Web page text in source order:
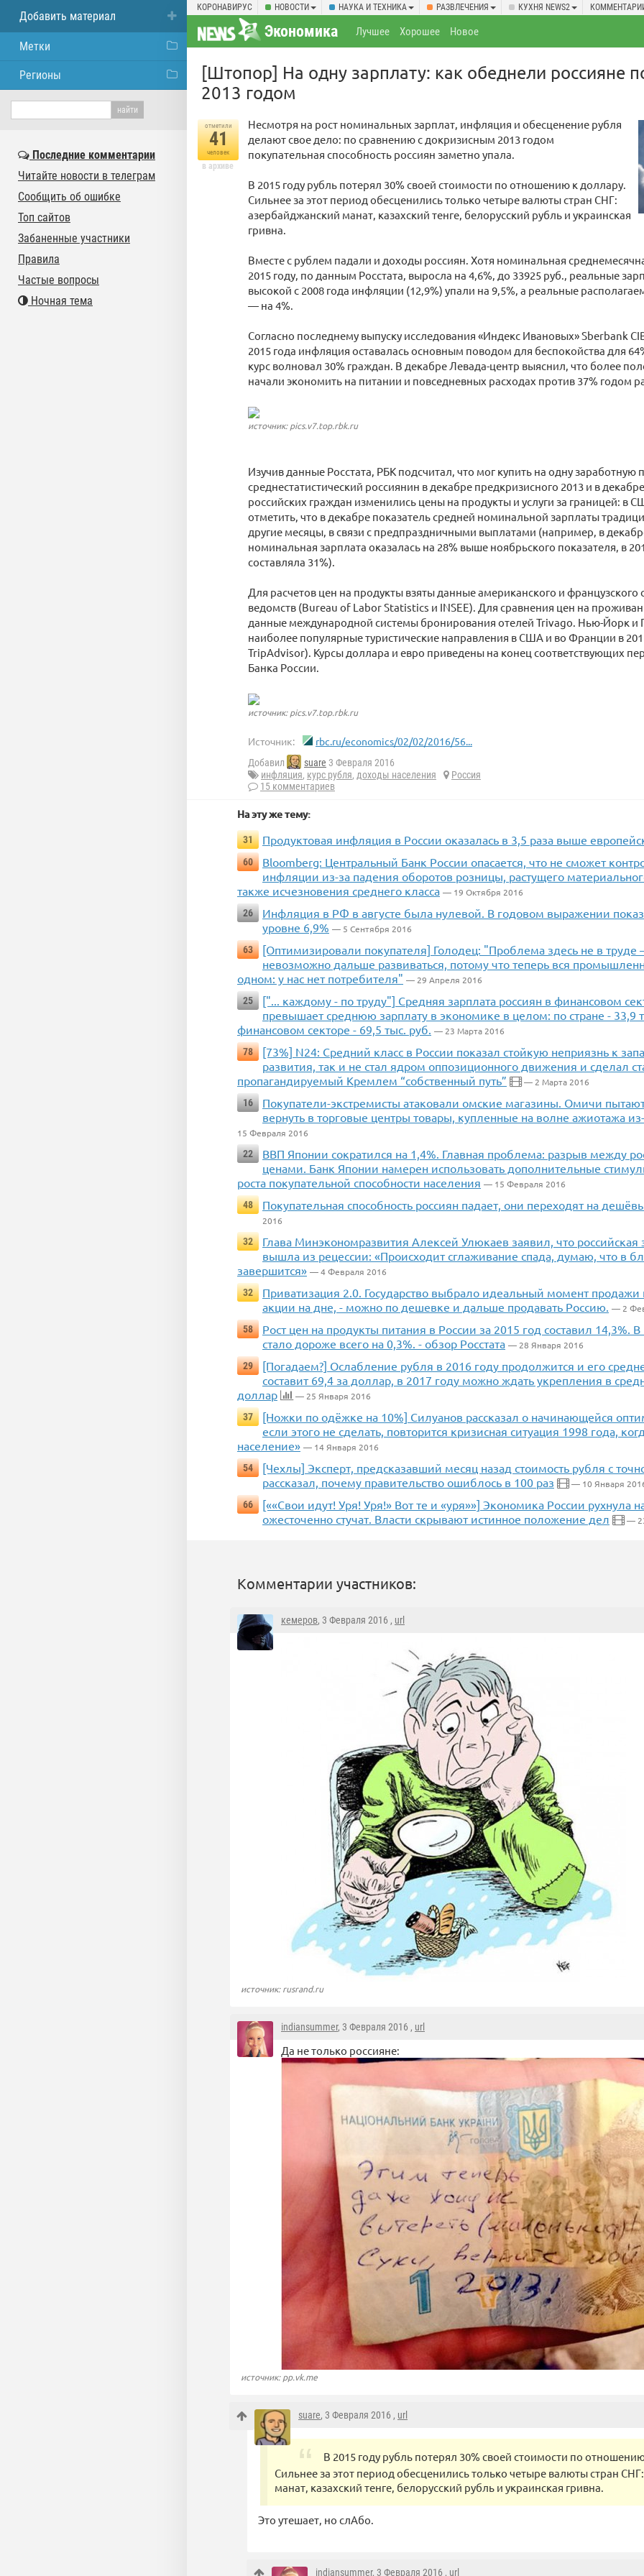
КОРОНАВИРУС НОВОСТИ НАУКА И ТЕХНИКА РАЗВЛЕЧЕНИЯ КУХНЯ NEWS2
Экономика Лучшее Хорошее Новое
[Штопор] На одну зарплату: как обеднели россияне
2013 годом
отметили
41
человек
в архиве
Несмотря на рост номинальных зарплат, инфляция и обесценение рубля
делают свое дело: по сравнению с докризисным 2013 годом
покупательная способность россиян заметно упала.
В 2015 году рубль потерял 30% своей стоимости по отношению к доллару.
Сильнее за этот период обесценились только четыре валюты стран СНГ:
азербайджанский манат, казахский тенге, белорусский рубль и украинская
гривна.
Вместе с рублем падали и доходы россиян. Хотя номинальная
2015 году, по данным Росстата, выросла на 4,6%, до 33925 руб., реальные
высокой с 2008 года инфляции (12,9%) упали на 9,5%, а реальные
— на 4%.
Согласно последнему выпуску исследования «Индекс Ивановых» Sberbank
2015 года инфляция оставалась основным поводом для беспокойства для
курс волновал 30% граждан. В декабре Левада-центр выяснил, что более
начали экономить на питании и повседневных расходах против 37% годом
источник: pics.v7.top.rbk.ru
Изучив данные ​Росстата, РБК подсчитал, что мог купить на одну заработную
среднестатистический россиянин в декабре предкризисного 2013 и в
российских граждан изменились цены на продукты и услуги за границей: в
отметить, что в декабре показатель средней номинальной зарплаты
другие месяцы, в связи с предпраздничными выплатами (например, в
номинальная зарплата оказалась на 28% выше ноябрьского показателя, в
составляла 31%).
Для расчетов цен на продукты взяты данные американского и французского
ведомств (Bureau of Labor Statistics и INSEE). Для сравнения цен на
данные международной системы бронирования отелей Trivago. Нью-Йорк
наиболее популярные туристические направления в США и во Франции в
TripAdvisor). Курсы доллара и евро приведены на конец соответствующих
Банка России.
источник: pics.v7.top.rbk.ru
Источник: rbc.ru/economics/02/02/2016/56...
Добавил suare 3 Февраля 2016
инфляция, курс рубля, доходы населения
Россия
15 комментариев
На эту же тему:
31 Продуктовая инфляция в России оказалась в 3,5 раза выше
60
Bloomberg: Центральный Банк России опасается, что не сможет
инфляции из-за падения оборотов розницы, растущего
также исчезновения среднего класса — 19 Октября 2016
26
Инфляция в РФ в августе была нулевой. В годовом выражении
уровне 6,9% — 5 Сентября 2016
63
[Оптимизировали покупателя] Голодец: "Проблема здесь не в труде
невозможно дальше развиваться, потому что теперь вся
одном: у нас нет потребителя" — 29 Апреля 2016
25
["... каждому - по труду"] Средняя зарплата россиян в финансовом
превышает среднюю зарплату в экономике в целом: по стране - 33,9
финансовом секторе - 69,5 тыс. руб. — 23 Марта 2016
78
[73%] N24: Средний класс в России показал стойкую неприязнь к
развития, так и не стал ядром оппозиционного движения и сделал
пропагандируемый Кремлем “собственный путь”
— 2 Марта 2016
16
Покупатели-экстремисты атаковали омские магазины. Омичи
вернуть в торговые центры товары, купленные на волне ажиотажа
15 Февраля 2016
22
ВВП Японии сократился на 1,4%. Главная проблема: разрыв между
ценами. Банк Японии намерен использовать дополнительные
роста покупательной способности населения — 15 Февраля 2016
48
Покупательная способность россиян падает, они переходят на
2016
32
Глава Минэкономразвития Алексей Улюкаев заявил, что
вышла из рецессии: «Происходит сглаживание спада, думаю, что в
завершится» — 4 Февраля 2016
32
Приватизация 2.0. Государство выбрало идеальный момент продажи
акции на дне, - можно по дешевке и дальше продавать Россию. — 2
58
Рост цен на продукты питания в России за 2015 год составил 14,3%.
стало дороже всего на 0,3%. - обзор Росстата — 28 Января 2016
29
[Погадаем?] Ослабление рубля в 2016 году продолжится и его
составит 69,4 за доллар, в 2017 году можно ждать укрепления в
доллар
— 25 Января 2016
37
[Ножки по одёжке на 10%] Силуанов рассказал о начинающейся
если этого не сделать, повторится кризисная ситуация 1998 года,
население» — 14 Января 2016
54
[Чехлы] Эксперт, предсказавший месяц назад стоимость рубля с
рассказал, почему правительство ошиблось в 100 раз
— 10 Января
66
[««Свои идут! Уря! Уря!» Вот те и «уря»»] Экономика России рухнула
ожесточенно стучат. Власти скрывают истинное положение дел
—
Комментарии участников:
кемеров, 3 Февраля 2016 , url
источник: rusrand.ru
indiansummer, 3 Февраля 2016 , url
Да не только россияне:
источник: pp.vk.me
suare, 3 Февраля 2016 , url
В 2015 году рубль потерял 30% своей стоимости по
Сильнее за этот период обесценились только четыре валюты стран
манат, казахский тенге, белорусский рубль и украинская гривна.
Это утешает, но слАбо.
indiansummer, 3 Февраля 2016 , url
Добавить материал
Метки
Регионы
Последние комментарии
Читайте новости в телеграм
Сообщить об ошибке
Топ сайтов
Забаненные участники
Правила
Частые вопросы
Ночная тема